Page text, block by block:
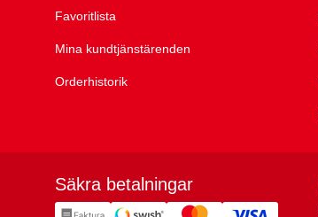
Favoritlista
Mina kundtjänstärenden
Orderhistorik
Säkra betalningar